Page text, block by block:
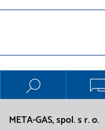
META-GAS, spol. s r. o.